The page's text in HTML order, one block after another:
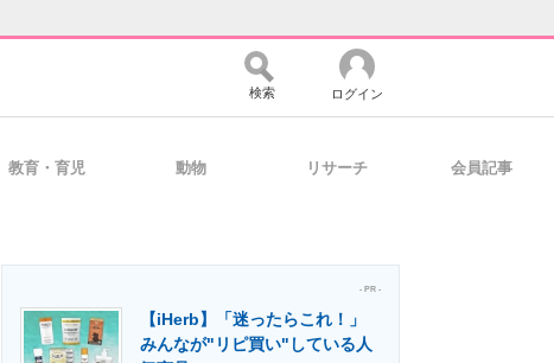
のコミュニティ マーケ×ITの今がよく分かる
検索 ログイン
教育・育児 動物 リサーチ 会員記事
- PR -
【iHerb】「迷ったらこれ！」
みんなが"リピ買い"している人